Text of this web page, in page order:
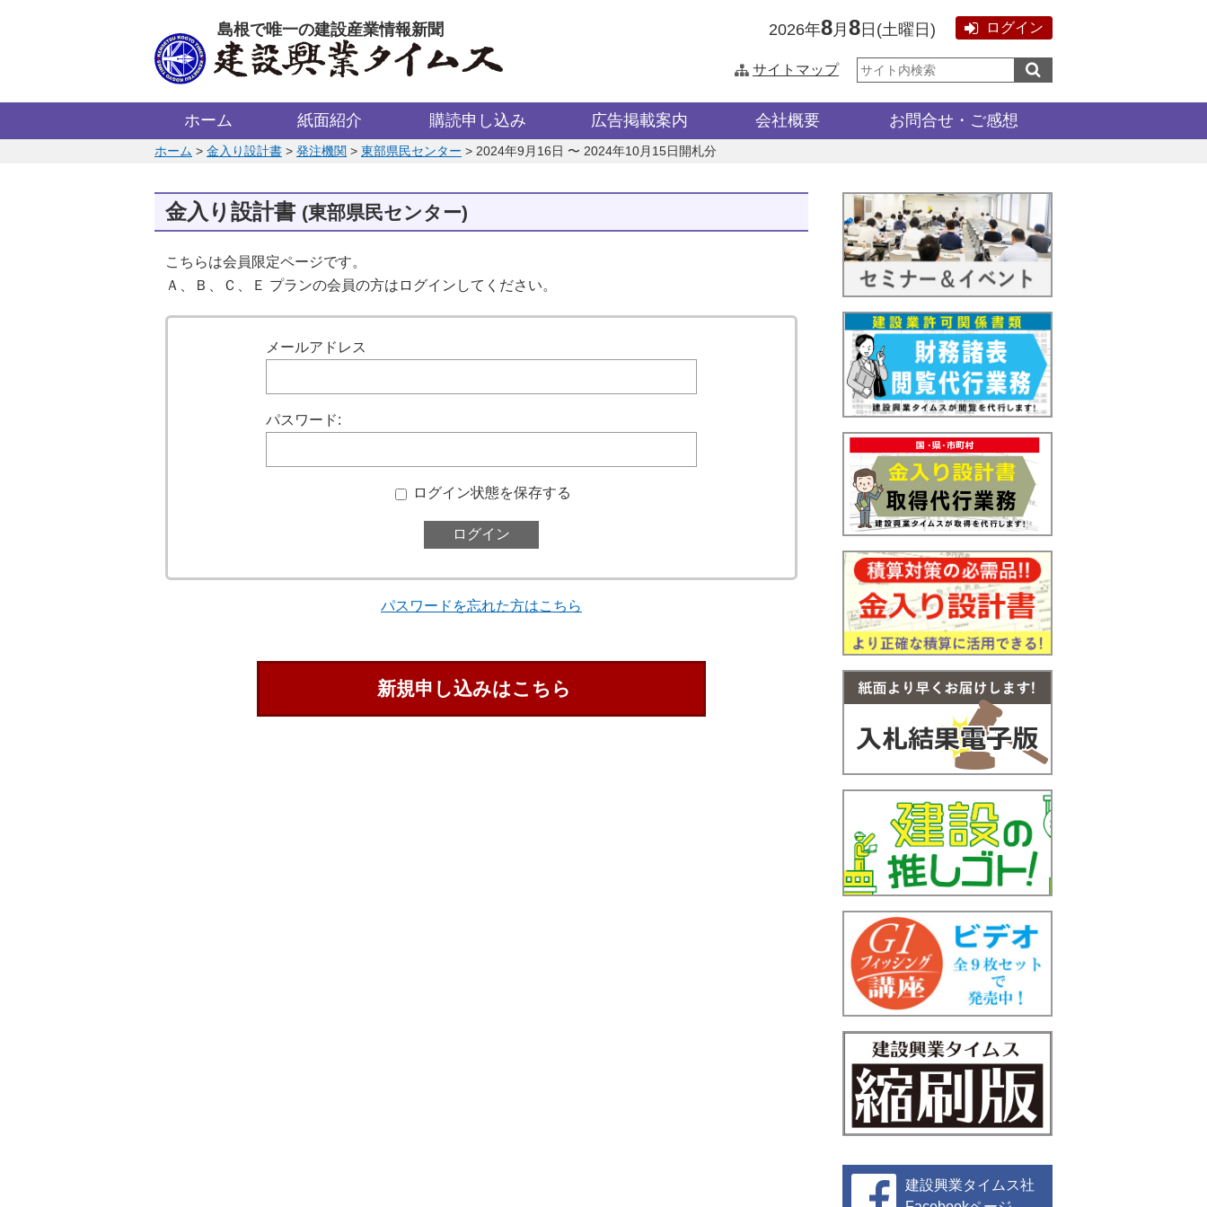
島根で唯一の建設産業情報新聞 2026年8月 8 日 (土曜日 ) ログイン
サイトマップ
サ
イ
内
ホーム 紙面紹介 購読申し込み 広告掲載案内 会社概要 お問合せ・ご感想
このページの位置:
ホーム > 金入り設計書 > 発注機関 > 東部県民センター > 2024年9月16日 〜 2024年10月15日開札分
金入り設計書 (東部県民センター)
こちらは会員限定ページです。
Ａ、Ｂ、Ｃ、Ｅ プランの会員の方はログインしてください。
メールアドレス
パスワード:
ログイン状態を保存する
パスワードを忘れた方はこちら
新規申し込みはこちら
建設興業タイムス社